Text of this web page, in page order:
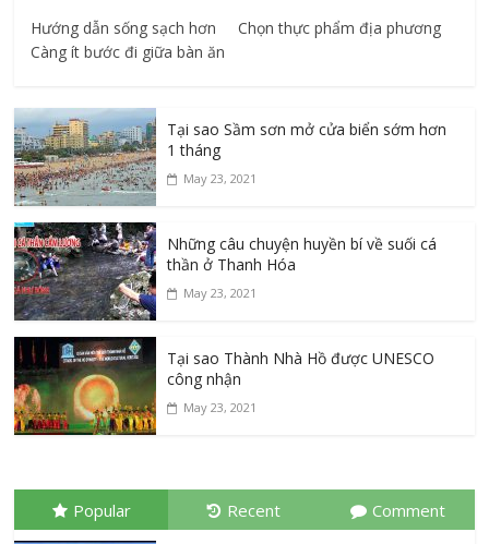
Hướng dẫn sống sạch hơn Chọn thực phẩm địa phương ​
Càng ít bước đi giữa bàn ăn
Tại sao Sầm sơn mở cửa biển sớm hơn
1 tháng
May 23, 2021
Những câu chuyện huyền bí về suối cá
thần ở Thanh Hóa
May 23, 2021
Tại sao Thành Nhà Hồ được UNESCO
công nhận
May 23, 2021
Popular Recent Comment